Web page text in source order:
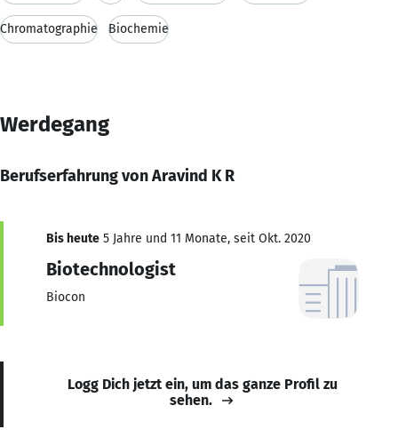
Chromatographie Biochemie
Werdegang
Berufserfahrung von Aravind K R
Bis heute 5 Jahre und 11 Monate, seit Okt. 2020
Biotechnologist
Biocon
Logg Dich jetzt ein, um das ganze Profil zu
sehen.